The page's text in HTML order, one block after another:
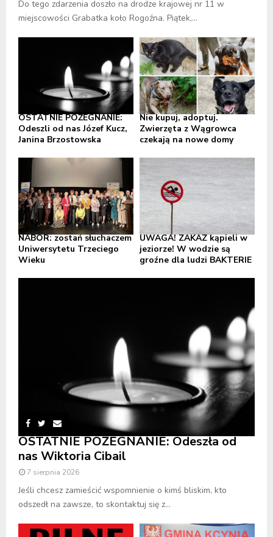
Do tego zdarzenia doszło na drodze krajowej nr 11 w
miejscowości Grabatka koło Rogoźna. Piątek,...
OSTATNIE POŻEGNANIE:
Odeszli od nas Józef Kucz,
Janina Brzostowska
Nie kupuj, adoptuj.
Zwierzęta z Wągrowca
czekają na nowe domy
NABÓR: zostań słuchaczem
Uniwersytetu Trzeciego
Wieku
UWAGA! ZAKAZ kąpieli w
jeziorze! W wodzie są
groźne dla ludzi BAKTERIE
OSTATNIE POŻEGNANIE: Odeszła od
nas Wiktoria Cibail
7 sierpnia 2026
Jeśli chcesz zamieścić wspomnienie o kimś bliskim, kto
odszedł na zawsze, to skontaktuj się z...